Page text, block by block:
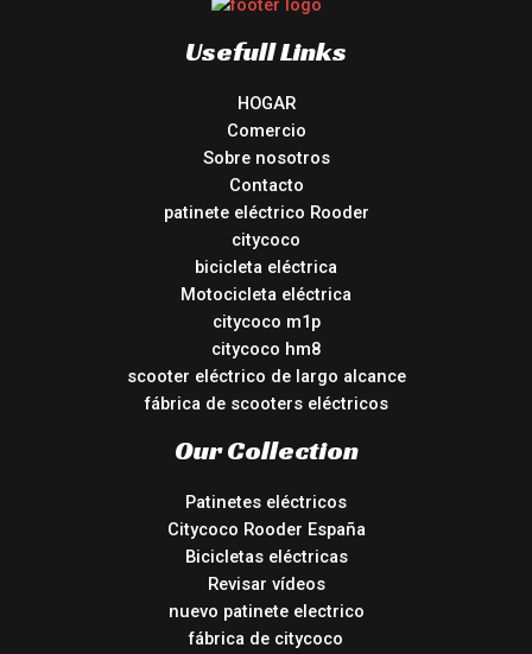
Usefull Links
HOGAR
Comercio
Sobre nosotros
Contacto
patinete eléctrico Rooder
citycoco
bicicleta eléctrica
Motocicleta eléctrica
citycoco m1p
citycoco hm8
scooter eléctrico de largo alcance
fábrica de scooters eléctricos
Our Collection
Patinetes eléctricos
Citycoco Rooder España
Bicicletas eléctricas
Revisar vídeos
nuevo patinete electrico
fábrica de citycoco